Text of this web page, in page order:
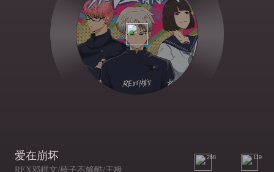
爱在崩坏
REX邓棋文/椅子不够酷/王极
268 119